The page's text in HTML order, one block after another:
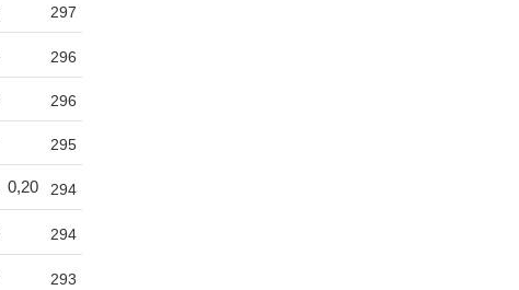
297
296
296
295
0,20 294
294
293